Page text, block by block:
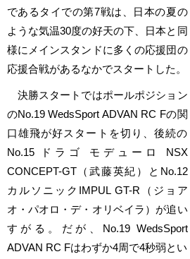
であるタイでの第7戦は、日本の夏の
ような気温30度の好天の下、日本と同
様にメインスタンドに多くの応援団の
応援合戦があるなかでスタートした。
決勝スタートではポールポジション
のNo.19 WedsSport ADVAN RC Fの関
口雄飛が好スタートを切り、後続の
No.15 ドラゴ モデューロ NSX
CONCEPT-GT（武藤英紀）とNo.12
カルソニックIMPUL GT-R（ジョア
オ・パオロ・デ・オリベイラ）が追い
すがる。だが、No.19 WedsSport
ADVAN RC Fはわずか4周で4秒弱とい